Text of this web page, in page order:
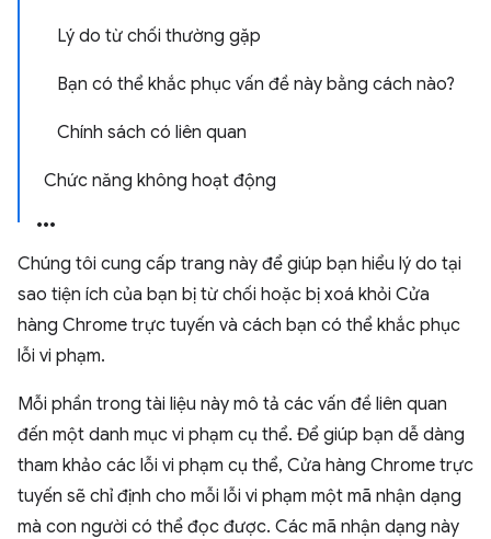
Lý do từ chối thường gặp
Bạn có thể khắc phục vấn đề này bằng cách nào?
Chính sách có liên quan
Chức năng không hoạt động
Chúng tôi cung cấp trang này để giúp bạn hiểu lý do tại
sao tiện ích của bạn bị từ chối hoặc bị xoá khỏi Cửa
hàng Chrome trực tuyến và cách bạn có thể khắc phục
lỗi vi phạm.
Mỗi phần trong tài liệu này mô tả các vấn đề liên quan
đến một danh mục vi phạm cụ thể. Để giúp bạn dễ dàng
tham khảo các lỗi vi phạm cụ thể, Cửa hàng Chrome trực
tuyến sẽ chỉ định cho mỗi lỗi vi phạm một mã nhận dạng
mà con người có thể đọc được. Các mã nhận dạng này